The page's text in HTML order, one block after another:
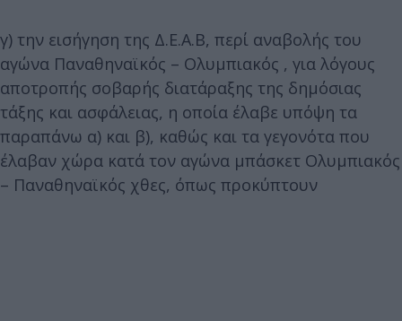
γ) την εισήγηση της Δ.Ε.Α.Β, περί αναβολής του
αγώνα Παναθηναϊκός – Ολυμπιακός , για λόγους
αποτροπής σοβαρής διατάραξης της δημόσιας
τάξης και ασφάλειας, η οποία έλαβε υπόψη τα
παραπάνω α) και β), καθώς και τα γεγονότα που
έλαβαν χώρα κατά τον αγώνα μπάσκετ Ολυμπιακός
– Παναθηναϊκός χθες, όπως προκύπτουν